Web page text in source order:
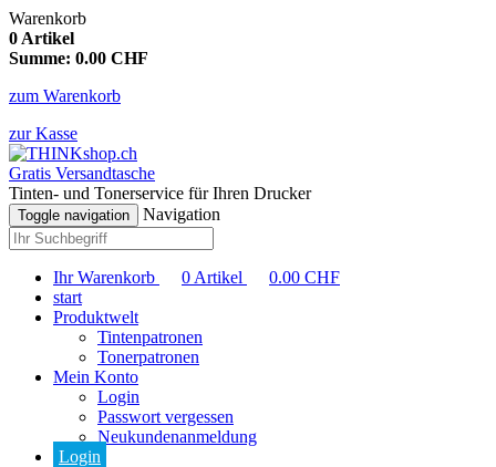
Warenkorb
0 Artikel
Summe: 0.00 CHF
zum Warenkorb
zur Kasse
Gratis Versandtasche
Tinten- und Tonerservice für Ihren Drucker
Toggle navigation Navigation
Ihr Warenkorb 0 Artikel 0.00 CHF
start
Produktwelt
Tintenpatronen
Tonerpatronen
Mein Konto
Login
Passwort vergessen
Neukundenanmeldung
Login